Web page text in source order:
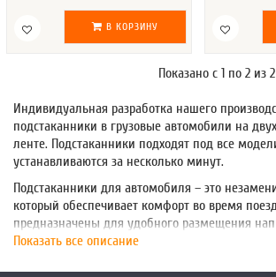
В КОРЗИНУ
Показано с 1 по 2 из
Индивидуальная разработка нашего
подстаканники в грузовые автомобили на
ленте. Подстаканники подходят под все
устанавливаются за несколько минут.
Подстаканники для автомобиля – это
который обеспечивает комфорт во время
предназначены для удобного размещения
позволяет избежать их пролива при движении.
Показать все описание